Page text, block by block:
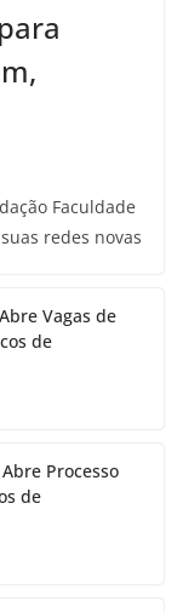
Faculdade
redes novas
Vagas de
de
Processo
de